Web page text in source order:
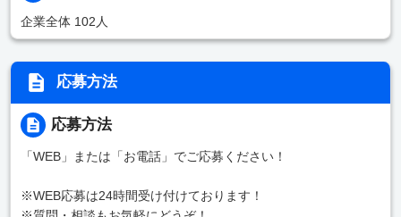
企業全体 102人
応募方法
応募方法
「WEB」または「お電話」でご応募ください！
※WEB応募は24時間受け付けております！